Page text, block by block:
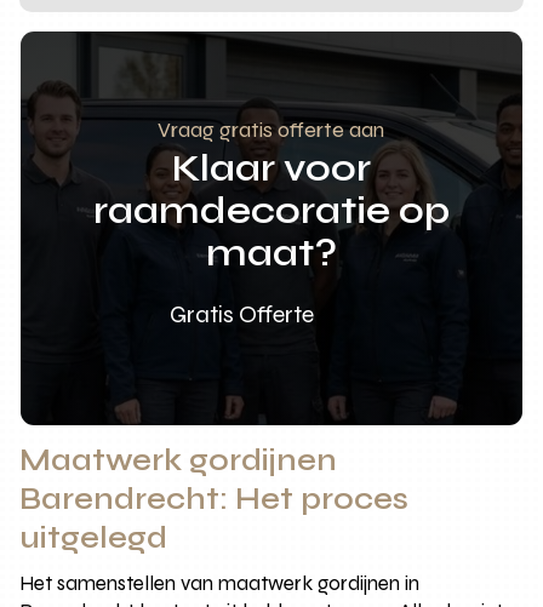
Vraag gratis offerte aan
Klaar voor
raamdecoratie op
maat?
Gratis Offerte
Maatwerk gordijnen
Barendrecht: Het proces
uitgelegd
Het samenstellen van maatwerk gordijnen in